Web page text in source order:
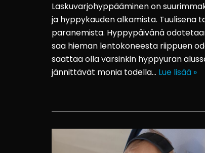
Laskuvarjohyppääminen on
ja hyppykauden alkamista. Tuulisena
paranemista. Hyppypäivänä
saa hieman lentokoneesta riippuen
saattaa olla varsinkin hyppyuran
jännittävät monia todella… Lue lisää »